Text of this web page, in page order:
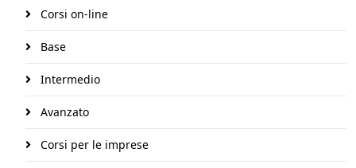
Corsi on-line
Base
Intermedio
Avanzato
Corsi per le imprese